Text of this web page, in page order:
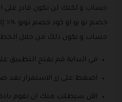
حساب و لكنك لن تكون قادر على
خصم
حساب و يكون ذلك من خلال
في البداية قم بفتح التطبيق
اضغط على زر الاستمرار بعد
الآن سيطلب منك ان تقوم